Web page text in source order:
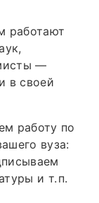
работают
—
в своей
работу по
вуза:
и т. п.